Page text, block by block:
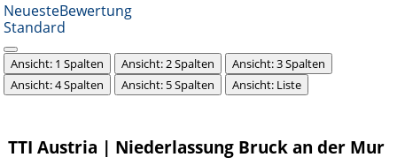
NeuesteBewertung
Standard
Ansicht: 1 Spalten Ansicht: 2 Spalten
Ansicht: 3 Spalten
Ansicht: 4 Spalten
Ansicht: 5 Spalten Ansicht: Liste
TTI Austria | Niederlassung Bruck an der Mur